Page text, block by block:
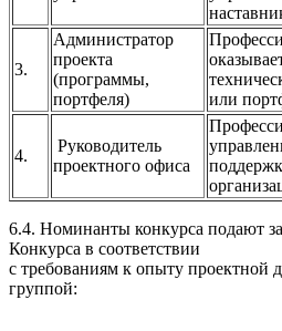
3.
Администратор
проекта
(программы,
портфеля)
или
4.
Руководитель
проектного офиса
6.4. Номинанты конкурса подают
Конкурса в соответствии
с требованиям к опыту проектной
группой: